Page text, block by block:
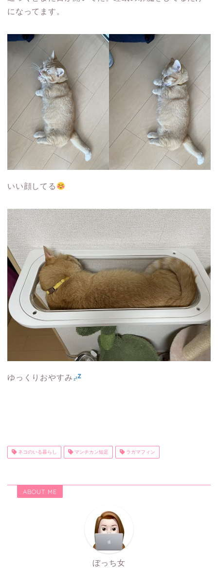
になってます。
いい顔してる
ゆっくりおやすみ
ネコのいる暮らし マンチカン短足 ラガマフィン
ABOUT ME
ぼっち女